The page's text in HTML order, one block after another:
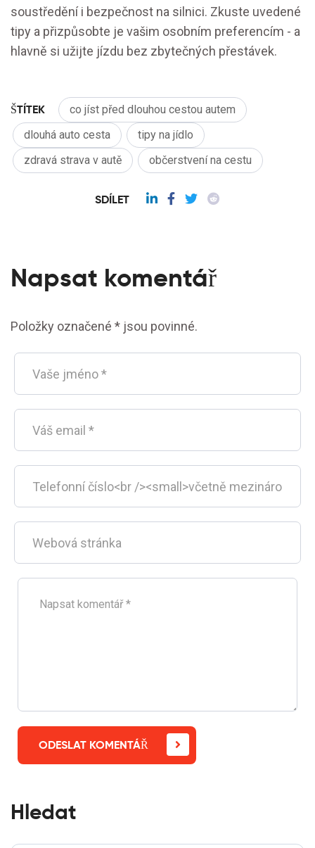
soustředění i bezpečnost na silnici. Zkuste uvedené
tipy a přizpůsobte je vašim osobním preferencím - a
hlavně si užijte jízdu bez zbytečných přestávek.
ŠTÍTEK
co jíst před dlouhou cestou autem
dlouhá auto cesta
tipy na jídlo
zdravá strava v autě
občerstvení na cestu
SDÍLET
Napsat komentář
Položky označené * jsou povinné.
ODESLAT KOMENTÁŘ
Hledat